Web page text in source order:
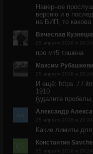
Наверное
версию и в
на ВИП, то
Вячеслав
25 апреля 2016 в 20:24
про мт5 тишина
Максим
25 апреля 2016 в 20:24
И ещё: https :/ /
1910
(удалите
Александр
25 апреля 2016 в 20:24
Какие лимиты для
Константин
25 апреля 2016 в 20:24